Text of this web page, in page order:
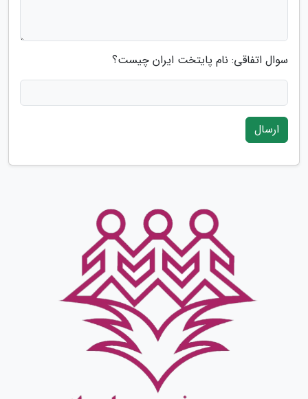
سوال اتفاقی: نام پایتخت ایران چیست؟
ارسال